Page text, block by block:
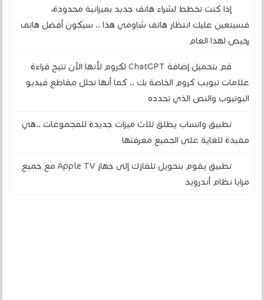
إذا كنت تخطط لشراء هاتف جديد بميزانية محدودة،
فسيتعين عليك انتظار هاتف شاومي هذا .. سيكون أفضل هاتف
رخيص لهذا العام
قم بتحميل إضافة ChatGPT لكروم لأنها الآن تتيح قراءة
علامات تبويب كروم الخاصة بك .. كما أنها تحلل مقاطع فيديو
اليوتيوب والنص الذي تحدده
تطبيق واتساب يطلق ثلاث ميزات جديدة للمجموعات ..هي
مفيدة للغاية على الجميع معرفتها
تطبيق يقوم بتحويل تلفازك إلى جهاز Apple TV مع جميع
مزايا نظام أندرويد